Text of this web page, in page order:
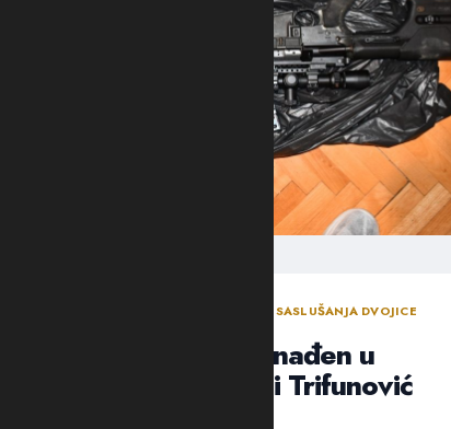
ODLUKA SUDIJE ZA ISTRAGU NAKON SASLUŠANJA DVOJICE
Arsenal oružja pronađen u
“štekovima”: Suić i Trifunović